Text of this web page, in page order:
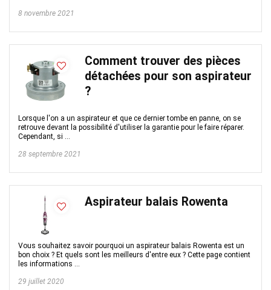
8 novembre 2021
Comment trouver des pièces
détachées pour son aspirateur
?
Lorsque l'on a un aspirateur et que ce dernier tombe en panne, on se
retrouve devant la possibilité d'utiliser la garantie pour le faire réparer.
Cependant, si ...
28 septembre 2021
Aspirateur balais Rowenta
Vous souhaitez savoir pourquoi un aspirateur balais Rowenta est un
bon choix ? Et quels sont les meilleurs d'entre eux ? Cette page contient
les informations ...
29 juillet 2020